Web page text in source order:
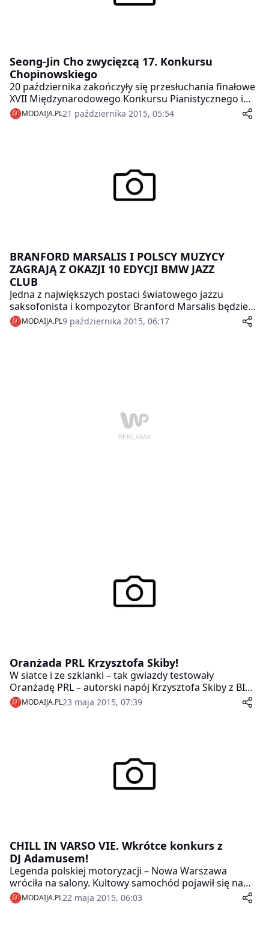
Seong-Jin Cho zwycięzcą 17. Konkursu
Chopinowskiego
20 października zakończyły się przesłuchania finałowe
XVII Międzynarodowego Konkursu Pianistycznego im.
Fryderyka Chopina. Siedemnastoosobowe,
międzynarodowe jury pod przewodnictwem prof.
MODAIJA.PL21 października 2015, 05:54
BRANFORD MARSALIS I POLSCY MUZYCY
ZAGRAJĄ Z OKAZJI 10 EDYCJI BMW JAZZ
CLUB
Jedna z największych postaci światowego jazzu
saksofonista i kompozytor Branford Marsalis będzie
gwiazdą jubileuszowej edycji BMW Jazz Club. Pojawi się
w nowym, zaskakującym repertuarze podczas trzech
MODAIJA.PL9 października 2015, 06:17
Oranżada PRL Krzysztofa Skiby!
W siatce i ze szklanki – tak gwiazdy testowały
Oranżadę PRL – autorski napój Krzysztofa Skiby z BIG
CYC, który na miejsce degustacji dojechał czerwonym
żukiem.
MODAIJA.PL23 maja 2015, 07:39
CHILL IN VARSO VIE. Wkrótce konkurs z
DJ Adamusem!
Legenda polskiej motoryzacji – Nowa Warszawa
wróciła na salony. Kultowy samochód pojawił się na
Placu Konstytucji przy nowo otwartej Restauracji
Varso Vie. A wszystko to z okazji premiery płyty Dj-a
MODAIJA.PL22 maja 2015, 06:03